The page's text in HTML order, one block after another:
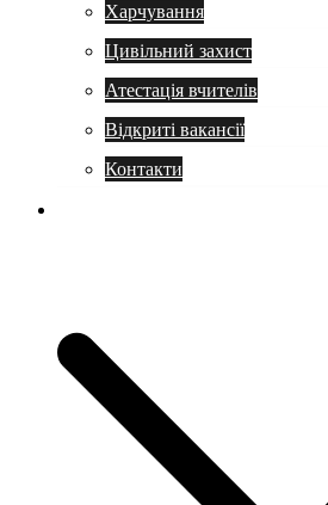
Харчування
Цивільний захист
Атестація вчителів
Відкриті вакансії
Контакти